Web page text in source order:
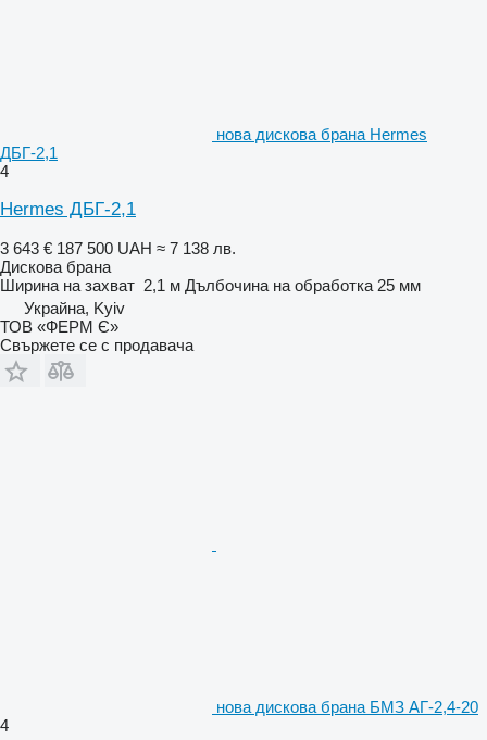
нова дискова брана Hermes
ДБГ-2,1
4
Hermes ДБГ-2,1
3 643 € 187 500 UAH ≈ 7 138 лв.
Дискова брана
Ширина на захват 2,1 м Дълбочина на обработка 25 мм
Украйна, Kyiv
ТОВ «ФЕРМ Є»
Свържете се с продавача
нова дискова брана БМЗ АГ-2,4-20
4